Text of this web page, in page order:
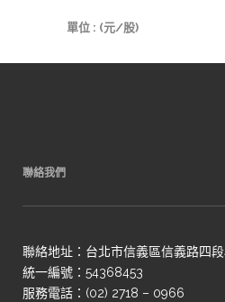
單位 : (元/股)
聯絡我們
聯絡地址：台北市信義區信義路四
統一編號：54368453
服務電話：(02) 2718 – 0966